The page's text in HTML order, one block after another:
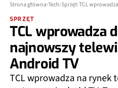
Strona główna Tech Sprzęt
SPRZĘT
TCL wprowadza
najnowszy
Android TV
TCL wprowadza na rynek